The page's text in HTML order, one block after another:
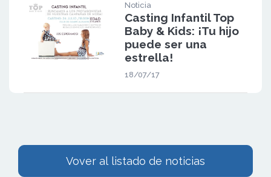
Noticia
Casting Infantil Top
Baby & Kids: ¡Tu hijo
puede ser una
estrella!
18/07/17
Vover al listado de noticias